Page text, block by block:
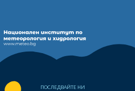
ПОСЛЕДВАЙТЕ НИ